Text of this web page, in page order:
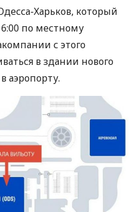
Харьков, который
по местному
с этого
в здании нового
аэропорту.